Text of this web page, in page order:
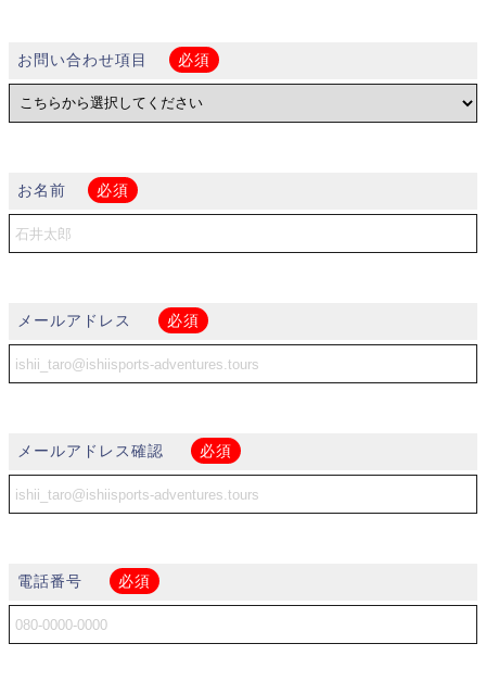
お問い合わせ項目 必須
お名前 必須
メールアドレス 必須
メールアドレス確認 必須
電話番号 必須